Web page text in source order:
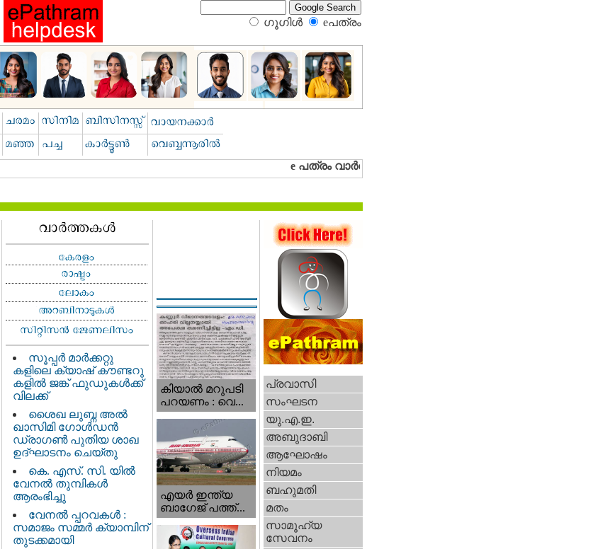
ഗൂഗിള്‍ eപത്രം‍
സൂപ്പർ മാർക്കറ്റു
കളിലെ ക്യാഷ് കൗണ്ടറു
കളിൽ ജങ്ക് ഫുഡുകൾക്ക്
വിലക്ക്
ശൈഖ ലുബ്ന അൽ
ഖാസിമി ഗോൾഡൻ
ഡ്രാഗൺ പുതിയ ശാഖ
ഉദ്ഘാടനം ചെയ്തു
കെ. എസ്. സി. യിൽ
വേനൽ തുമ്പികൾ
ആരംഭിച്ചു
വേനൽ പ്പറവകൾ :
സമാജം സമ്മർ ക്യാമ്പിന്
തുടക്കമായി
കിയാല്‍ മറുപടി
പറയണം : വെ...
എയര്‍ ഇന്ത്യ
ബാഗേജ് പത്ത്...
പ്രവാസി
സംഘടന
യു.എ.ഇ.
അബുദാബി
ആഘോഷം
നിയമം
ബഹുമതി
മതം
സാമൂഹ്യ
സേവനം